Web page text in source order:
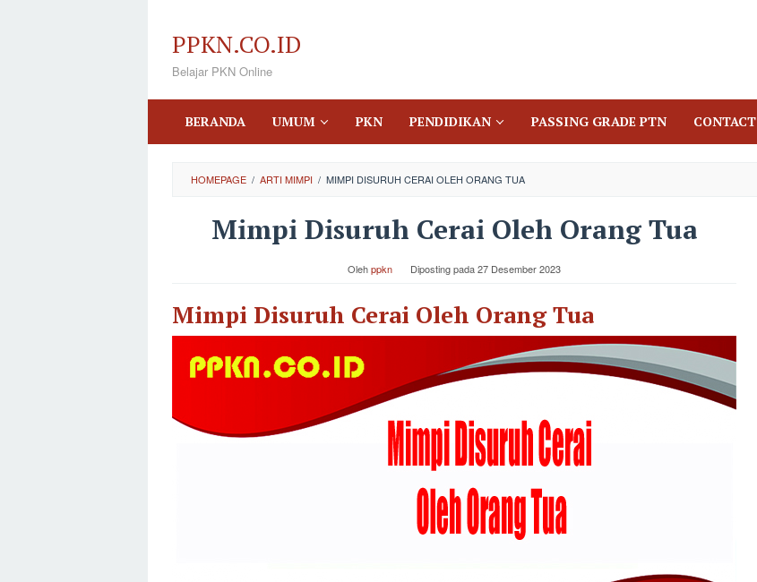
konten
PPKN.CO.ID
Belajar PKN Online
BERANDA UMUM PKN PENDIDIKAN PASSING GRADE PTN CONTACT
HOMEPAGE / ARTI MIMPI / MIMPI DISURUH CERAI OLEH ORANG TUA
Mimpi Disuruh Cerai Oleh Orang Tua
Olehppkn Diposting pada27 Desember 2023
Mimpi Disuruh Cerai Oleh Orang Tua